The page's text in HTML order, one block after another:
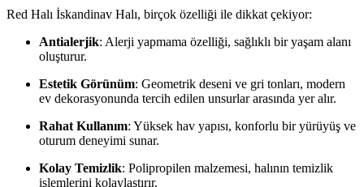
Red Halı İskandinav Halı, birçok özelliği ile dikkat çekiyor:
Antialerjik: Alerji yapmama özelliği, sağlıklı bir yaşam alanı
oluşturur.
Estetik Görünüm: Geometrik deseni ve gri tonları, modern
ev dekorasyonunda tercih edilen unsurlar arasında yer alır.
Rahat Kullanım: Yüksek hav yapısı, konforlu bir yürüyüş ve
oturum deneyimi sunar.
Kolay Temizlik: Polipropilen malzemesi, halının temizlik
işlemlerini kolaylaştırır.